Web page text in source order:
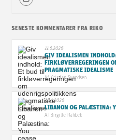
SENESTE KOMMENTARER FRA RIKO
11.6.2026
GIV IDEALISMEN
FIRKLØVERREGERINGEN
PRAGMATISKE IDEALISME
AfKristian Svendsen
28.4.2026
LIBANON OG PALÆSTINA:
Af Birgitte Rahbek